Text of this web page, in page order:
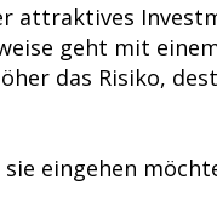
attraktives
geht mit
das Risiko,
eingehen